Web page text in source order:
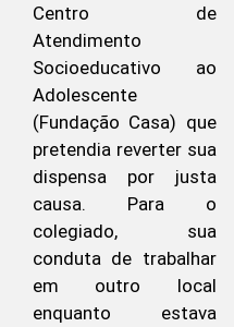
Centro de
Atendimento
Socioeducativo ao
Adolescente
(Fundação Casa) que
pretendia reverter sua
dispensa por justa
causa. Para o
colegiado, sua
conduta de trabalhar
em outro local
enquanto estava